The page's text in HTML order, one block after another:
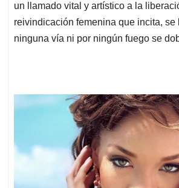
un llamado vital y artístico a la
reivindicación femenina que incita, se
ninguna vía ni por ningún fuego se